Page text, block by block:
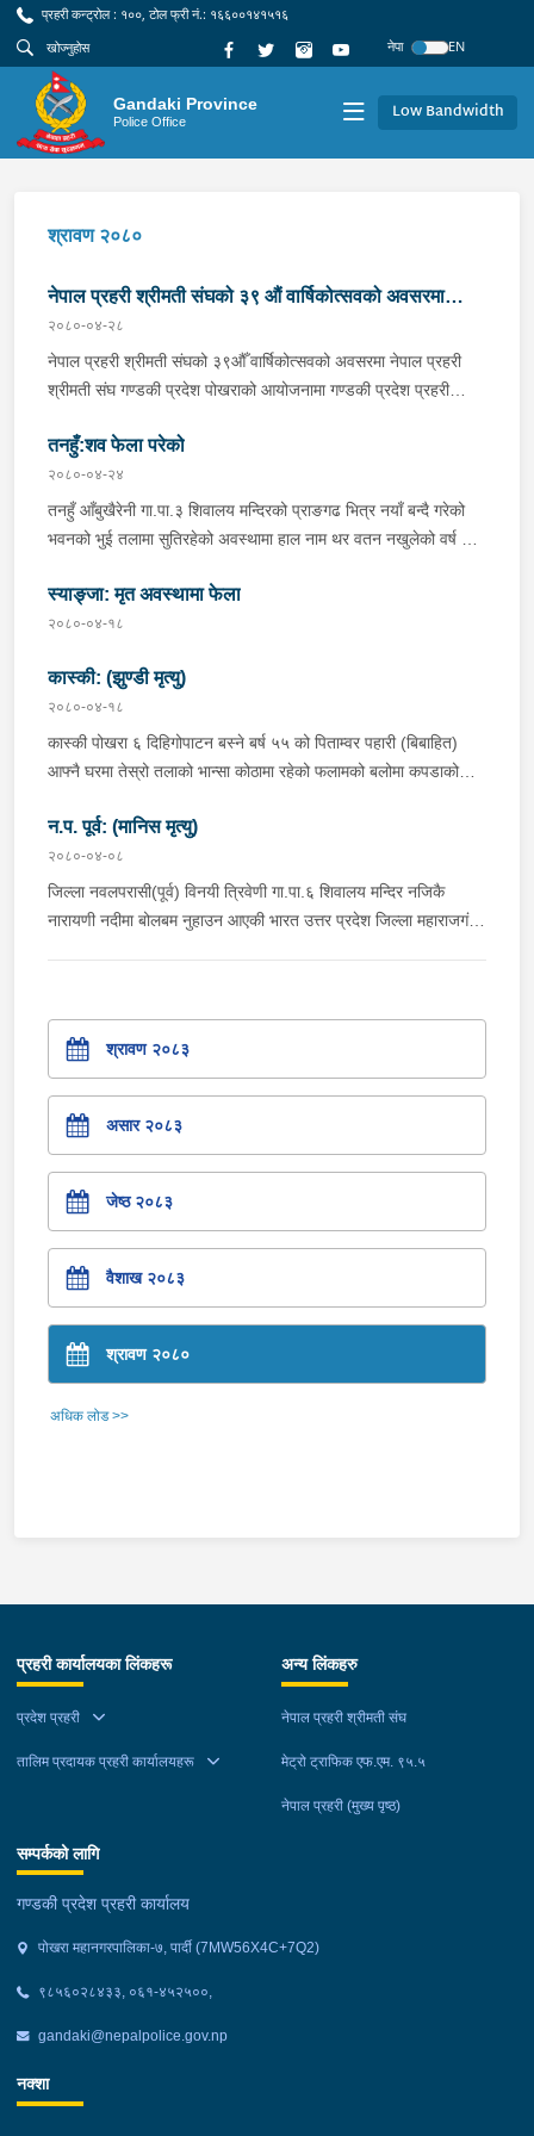
प्रहरी कन्ट्रोल : १००, टोल फ्री नं.: १६६००१४१५१६
नेपा
EN
Gandaki Province
Police Office Low Bandwidth
श्रावण २०८०
नेपाल प्रहरी श्रीमती संघको ३९ औं वार्षिकोत्सवको अवसरमा
खुल्ला रक्तदान कार्यक्रम सम्पन्न : पोखरा ।
२०८०-०४-२८
नेपाल प्रहरी श्रीमती संघको ३९औँ वार्षिकोत्सवको अवसरमा नेपाल प्रहरी
श्रीमती संघ गण्डकी प्रदेश पोखराको आयोजनामा गण्डकी प्रदेश प्रहरी
कार्यक्रमका प्रमुख अतिथि गण्डकी प्रदेश प्रहरी प्रमुख प्रहरी नायव
महानिरीक्षक बुद्धिराज गुरुङ लाई नेपाल रेडक्रस सोसाईटी कास्कीका
प्रतिनिधि महेन्द्र के.सी.ले रक्तझोला हस्तान्तरण गरी कार्यक्रमको उद्घाटन
गर्नुभएको थियो । कार्यक्रमलाई सम्बोधन गर्दै प्रमुख अतिथि प्रहरी नायव
संघ, गण्डकी प्रदेश पोखराको पुण्य रक्तदान कार्यक्रमलाई सफलता प्रदान
गर्न आग्रह गर्नुभयो । नेपाल रेडक्रस सोसाईटी क्षेत्रीय रक्तसञ्चार केन्द्र
स्थित विभिन्न प्रहरी कार्यालयका प्रहरी कर्मचारीहरु, सामुदायिक सेवा
केन्द्रका पदाधिकारीहरु, आम नागरिक गरी ४४ जनाले रक्तदान गर्नुभएको थियो
तनहुँ:शव फेला परेको
२०८०-०४-२४
तनहुँ आँबुखैरेनी गा.पा.३ शिवालय मन्दिरको प्राङगढ भित्र नयाँ बन्दै गरेको
भवनको भुई तलामा सुतिरहेको अवस्थामा हाल नाम थर वतन नखुलेको वर्ष ४०
गई आवश्यक अनुसन्धान भईरहेको ।
स्याङ्जा: मृत अवस्थामा फेला
२०८०-०४-१८
कास्की: (झुण्डी मृत्यु)
२०८०-०४-१८
कास्की पोखरा ६ दिहिगोपाटन बस्ने बर्ष ५५ को पिताम्वर पहारी (बिबाहित)
आफ्नै घरमा तेस्रो तलाको भान्सा कोठामा रहेको फलामको बलोमा कपडाको
खटि गई आवश्यक अनुसन्धान भईरहेको ।
न.प. पूर्व: (मानिस मृत्यु)
२०८०-०४-०८
जिल्ला नवलपरासी(पूर्व) विनयी त्रिवेणी गा.पा.६ शिवालय मन्दिर नजिकै
नारायणी नदीमा बोलबम नुहाउन आएकी भारत उत्तर प्रदेश जिल्ला महाराजगंज
नप(पश्चिम) पठाएकोमा चिकित्सकद्धारा मृत घोषणा गरेको ।
श्रावण २०८३
असार २०८३
जेष्ठ २०८३
वैशाख २०८३
श्रावण २०८०
अधिक लोड >>
प्रहरी कार्यालयका लिंकहरू
प्रदेश प्रहरी
तालिम प्रदायक प्रहरी कार्यालयहरू
अन्य लिंकहरु
नेपाल प्रहरी श्रीमती संघ
मेट्रो ट्राफिक एफ.एम. ९५.५
नेपाल प्रहरी (मुख्य पृष्ठ)
सम्पर्कको लागि
गण्डकी प्रदेश प्रहरी कार्यालय
पोखरा महानगरपालिका-७, पार्दी (7MW56X4C+7Q2)
९८५६०२८४३३, ०६१-४५२५००,
gandaki@nepalpolice.gov.np
नक्शा